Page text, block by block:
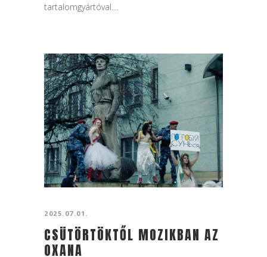
tartalomgyártóval....
2025.07.01.
CSÜTÖRTÖKTŐL MOZIKBAN AZ
OXANA